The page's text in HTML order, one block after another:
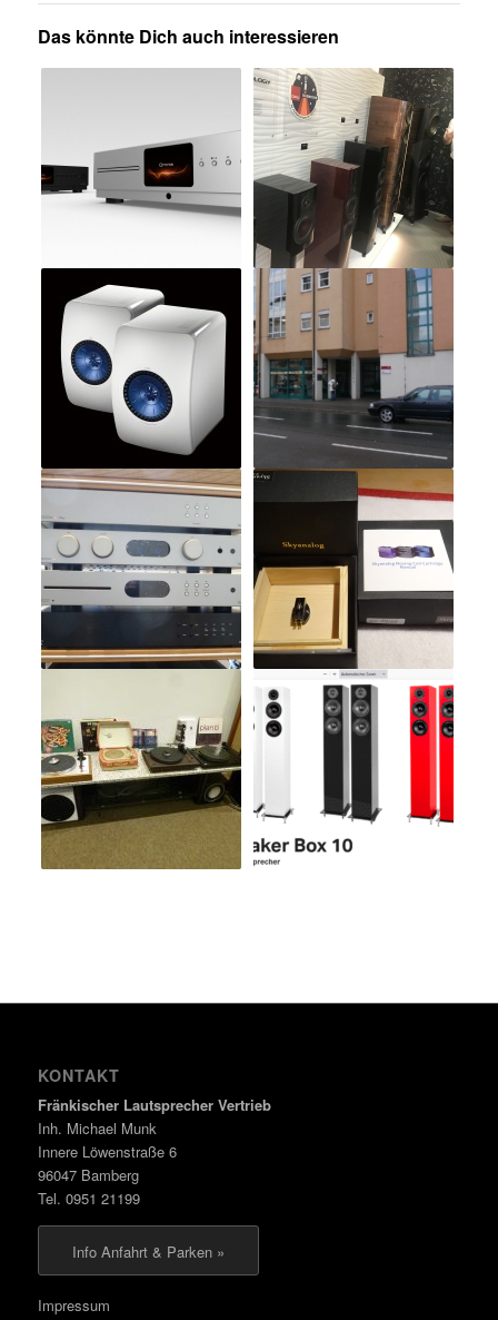
Das könnte Dich auch interessieren
KONTAKT
Fränkischer Lautsprecher Vertrieb
Inh. Michael Munk
Innere Löwenstraße 6
96047 Bamberg
Tel. 0951 21199
Info Anfahrt & Parken »
Impressum